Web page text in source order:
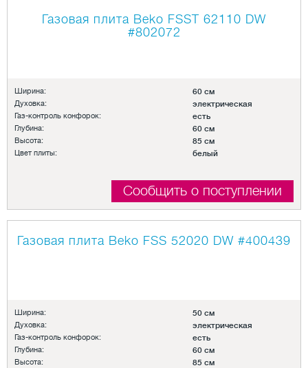
Газовая плита Beko FSST 62110 DW
#802072
Ширина: 60 см
Духовка: электрическая
Газ-контроль конфорок: есть
Глубина: 60 см
Высота: 85 см
Цвет плиты: белый
Сообщить о поступлении
Газовая плита Beko FSS 52020 DW #400439
Ширина: 50 см
Духовка: электрическая
Газ-контроль конфорок: есть
Глубина: 60 см
Высота: 85 см